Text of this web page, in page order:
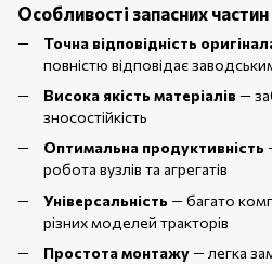
Особливості запасних частин
Точна відповідність
повністю відповідає
Висока якість матеріалів —
зносостійкість
Оптимальна продуктивність
робота вузлів та агрегатів
Універсальність— багато
різних моделей тракторів
Простота монтажу— легка